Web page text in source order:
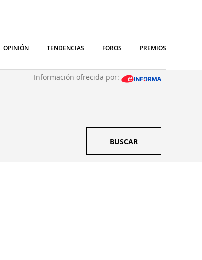
OPINIÓN TENDENCIAS FOROS PREMIOS
Información ofrecida por:
BUSCAR